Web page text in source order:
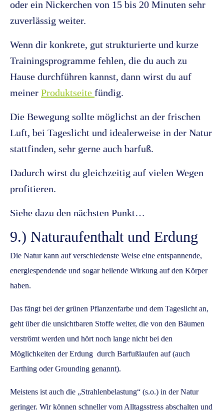
oder ein Nickerchen von 15 bis 20 Minuten sehr
zuverlässig weiter.
Wenn dir konkrete, gut strukturierte und kurze
Trainingsprogramme fehlen, die du auch zu
Hause durchführen kannst, dann wirst du auf
meiner Produktseite fündig.
Die Bewegung sollte möglichst an der frischen
Luft, bei Tageslicht und idealerweise in der Natur
stattfinden, sehr gerne auch barfuß.
Dadurch wirst du gleichzeitig auf vielen Wegen
profitieren.
Siehe dazu den nächsten Punkt…
9.) Naturaufenthalt und Erdung
Die Natur kann auf verschiedenste Weise eine entspannende,
energiespendende und sogar heilende Wirkung auf den Körper
haben.
Das fängt bei der grünen Pflanzenfarbe und dem Tageslicht an,
geht über die unsichtbaren Stoffe weiter, die von den Bäumen
verströmt werden und hört noch lange nicht bei den
Möglichkeiten der Erdung durch Barfußlaufen auf (auch
Earthing oder Grounding genannt).
Meistens ist auch die „Strahlenbelastung“ (s.o.) in der Natur
geringer. Wir können schneller vom Alltagsstress abschalten und